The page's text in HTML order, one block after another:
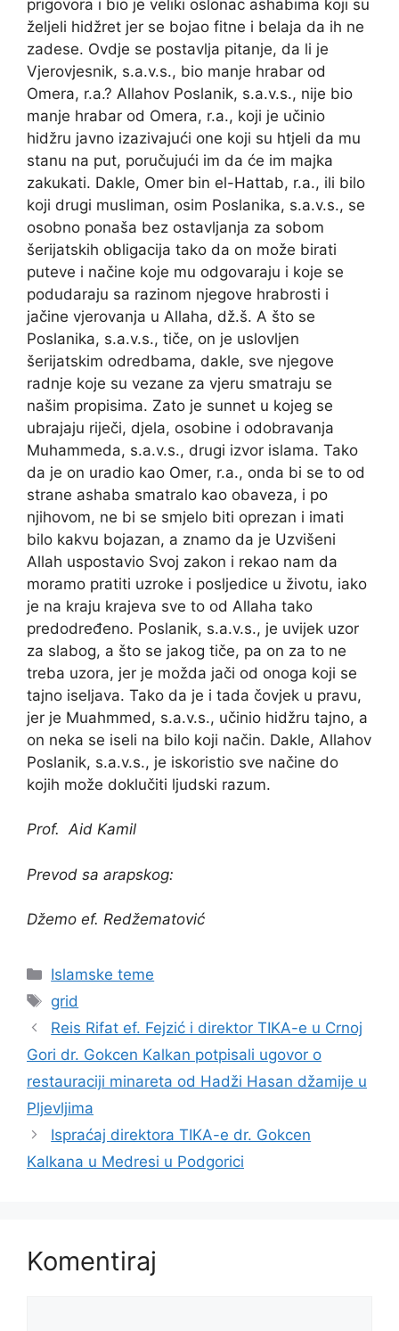
prigovora i bio je veliki oslonac ashabima koji su
željeli hidžret jer se bojao fitne i belaja da ih ne
zadese. Ovdje se postavlja pitanje, da li je
Vjerovjesnik, s.a.v.s., bio manje hrabar od
Omera, r.a.? Allahov Poslanik, s.a.v.s., nije bio
manje hrabar od Omera, r.a., koji je učinio
hidžru javno izazivajući one koji su htjeli da mu
stanu na put, poručujući im da će im majka
zakukati. Dakle, Omer bin el-Hattab, r.a., ili bilo
koji drugi musliman, osim Poslanika, s.a.v.s., se
osobno ponaša bez ostavljanja za sobom
šerijatskih obligacija tako da on može birati
puteve i načine koje mu odgovaraju i koje se
podudaraju sa razinom njegove hrabrosti i
jačine vjerovanja u Allaha, dž.š. A što se
Poslanika, s.a.v.s., tiče, on je uslovljen
šerijatskim odredbama, dakle, sve njegove
radnje koje su vezane za vjeru smatraju se
našim propisima. Zato je sunnet u kojeg se
ubrajaju riječi, djela, osobine i odobravanja
Muhammeda, s.a.v.s., drugi izvor islama. Tako
da je on uradio kao Omer, r.a., onda bi se to od
strane ashaba smatralo kao obaveza, i po
njihovom, ne bi se smjelo biti oprezan i imati
bilo kakvu bojazan, a znamo da je Uzvišeni
Allah uspostavio Svoj zakon i rekao nam da
moramo pratiti uzroke i posljedice u životu, iako
je na kraju krajeva sve to od Allaha tako
predodređeno. Poslanik, s.a.v.s., je uvijek uzor
za slabog, a što se jakog tiče, pa on za to ne
treba uzora, jer je možda jači od onoga koji se
tajno iseljava. Tako da je i tada čovjek u pravu,
jer je Muahmmed, s.a.v.s., učinio hidžru tajno, a
on neka se iseli na bilo koji način. Dakle, Allahov
Poslanik, s.a.v.s., je iskoristio sve načine do
kojih može doklučiti ljudski razum.
Prof. Aid Kamil
Prevod sa arapskog:
Džemo ef. Redžematović
Kategorije
Islamske teme
Oznake
grid
Reis Rifat ef. Fejzić i direktor TIKA-e u Crnoj
Gori dr. Gokcen Kalkan potpisali ugovor o
restauraciji minareta od Hadži Hasan džamije u
Pljevljima
Ispraćaj direktora TIKA-e dr. Gokcen
Kalkana u Medresi u Podgorici
Komentiraj